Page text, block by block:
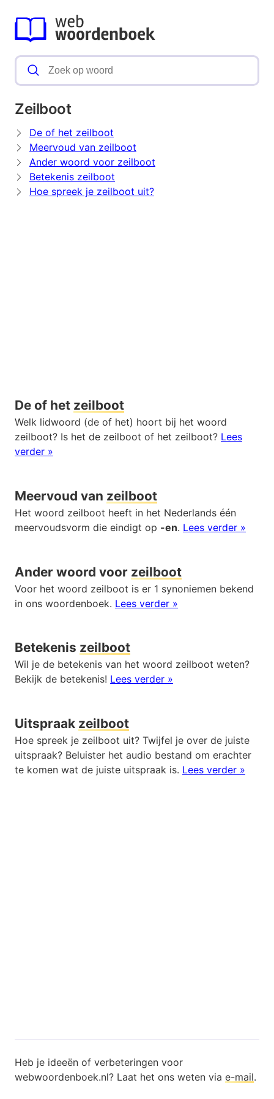
Zeilboot
De of het zeilboot
Meervoud van zeilboot
Ander woord voor zeilboot
Betekenis zeilboot
Hoe spreek je zeilboot uit?
De of het zeilboot
Welk lidwoord (de of het) hoort bij het woord
zeilboot? Is het de zeilboot of het zeilboot? Lees
verder »
Meervoud van zeilboot
Het woord zeilboot heeft in het Nederlands één
meervoudsvorm die eindigt op -en. Lees verder »
Ander woord voor zeilboot
Voor het woord zeilboot is er 1 synoniemen bekend
in ons woordenboek. Lees verder »
Betekenis zeilboot
Wil je de betekenis van het woord zeilboot weten?
Bekijk de betekenis! Lees verder »
Uitspraak zeilboot
Hoe spreek je zeilboot uit? Twijfel je over de juiste
uitspraak? Beluister het audio bestand om erachter
te komen wat de juiste uitspraak is. Lees verder »
Heb je ideeën of verbeteringen voor
webwoordenboek.nl? Laat het ons weten via e-mail.